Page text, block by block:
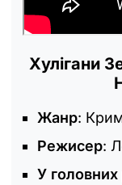
Хулігани
Жанр:
Режисер:
У головних